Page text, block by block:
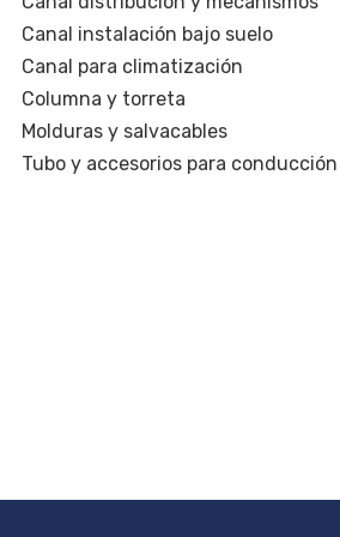
Canal instalación bajo suelo
Canal para climatización
Columna y torreta
Molduras y salvacables
Tubo y accesorios para